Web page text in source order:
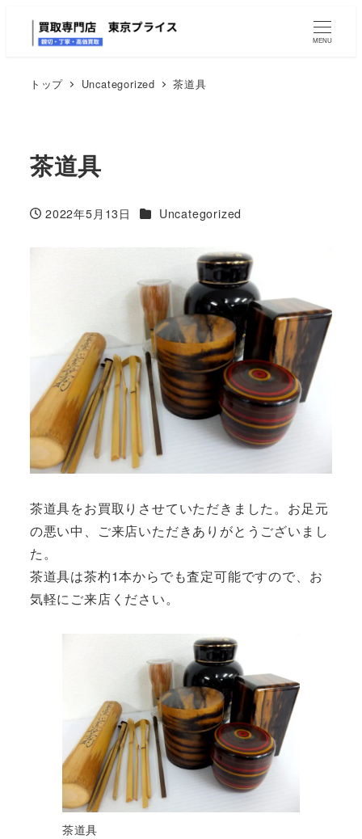
MENU
トップ Uncategorized 茶道具
茶道具
投稿日
2022年5月13日 カテゴリー
Uncategorized
茶道具をお買取りさせていただきました。お足元
の悪い中、ご来店いただきありがとうございまし
た。
茶道具は茶杓1本からでも査定可能ですので、お
気軽にご来店ください。
茶道具